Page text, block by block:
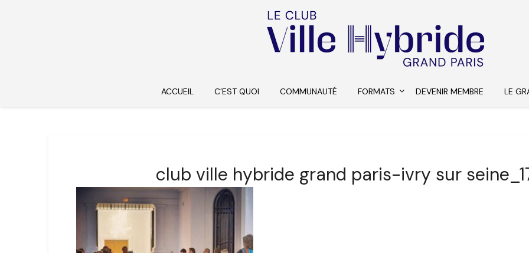
ACCUEIL C’EST QUOI COMMUNAUTÉ FORMATS DEVENIR MEMBRE LE
club ville hybride grand paris-ivry sur